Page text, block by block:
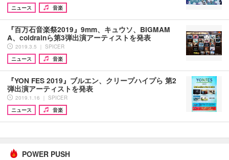
ニュース
音楽
『百万石音楽祭2019』9mm、キュウソ、BIGMAM
A、coldrainら第3弾出演アーティストを発表
2019.3.5 ｜ SPICER
ニュース
音楽
『YON FES 2019』ブルエン、クリープハイプら 第2
弾出演アーティストを発表
2019.1.16 ｜ SPICER
ニュース
音楽
POWER PUSH